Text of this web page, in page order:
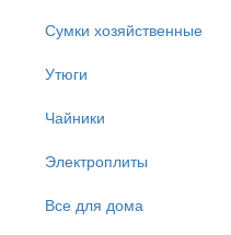
Сумки хозяйственные
Утюги
Чайники
Электроплиты
Все для дома